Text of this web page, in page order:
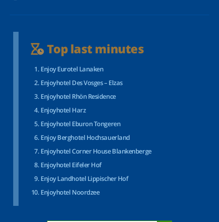
Top last minutes
Enjoy Eurotel Lanaken
Enjoyhotel Des Vosges – Elzas
Enjoyhotel Rhön Residence
Enjoyhotel Harz
Enjoyhotel Eburon Tongeren
Enjoy Berghotel Hochsauerland
Enjoyhotel Corner House Blankenberge
Enjoyhotel Eifeler Hof
Enjoy Landhotel Lippischer Hof
Enjoyhotel Noordzee